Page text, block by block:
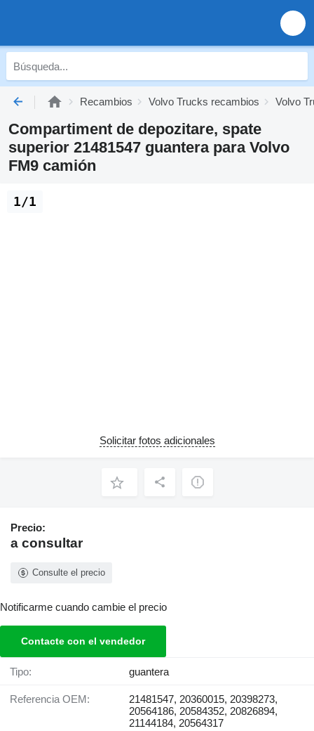
Recambios Volvo Trucks recambios Volvo
Compartiment de depozitare, spate
superior 21481547 guantera para Volvo
FM9 camión
1/1
Solicitar fotos adicionales
Precio:
a consultar
Consulte el precio
Notificarme cuando cambie el precio
Contacte con el vendedor
Tipo: guantera
Referencia OEM:
21481547, 20360015, 20398273,
20564186, 20584352, 20826894,
21144184, 20564317